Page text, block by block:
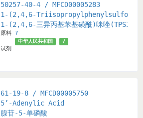
50257-40-4 / MFCD00005283
1-(2,4,6-
1-(2,4,6-三异丙基苯基磺酰)咪唑(TPSI)
原料 ?
试剂
中华人民共和国 √
61-19-8 / MFCD00005750
5’-Adenylic Acid
腺苷-5-单磷酸